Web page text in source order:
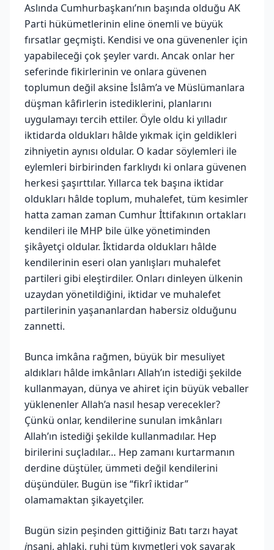
Aslında Cumhurbaşkanı’nın başında olduğu AK
Parti hükümetlerinin eline önemli ve büyük
fırsatlar geçmişti. Kendisi ve ona güvenenler için
yapabileceği çok şeyler vardı. Ancak onlar her
seferinde fikirlerinin ve onlara güvenen
toplumun değil aksine İslâm’a ve Müslümanlara
düşman kâfirlerin istediklerini, planlarını
uygulamayı tercih ettiler. Öyle oldu ki yılladır
iktidarda oldukları hâlde yıkmak için geldikleri
zihniyetin aynısı oldular. O kadar söylemleri ile
eylemleri birbirinden farklıydı ki onlara güvenen
herkesi şaşırttılar. Yıllarca tek başına iktidar
oldukları hâlde toplum, muhalefet, tüm kesimler
hatta zaman zaman Cumhur İttifakının ortakları
kendileri ile MHP bile ülke yönetiminden
şikâyetçi oldular. İktidarda oldukları hâlde
kendilerinin eseri olan yanlışları muhalefet
partileri gibi eleştirdiler. Onları dinleyen ülkenin
uzaydan yönetildiğini, iktidar ve muhalefet
partilerinin yaşananlardan habersiz olduğunu
zannetti.
Bunca imkâna rağmen, büyük bir mesuliyet
aldıkları hâlde imkânları Allah’ın istediği şekilde
kullanmayan, dünya ve ahiret için büyük veballer
yüklenenler Allah’a nasıl hesap verecekler?
Çünkü onlar, kendilerine sunulan imkânları
Allah’ın istediği şekilde kullanmadılar. Hep
birilerini suçladılar… Hep zamanı kurtarmanın
derdine düştüler, ümmeti değil kendilerini
düşündüler. Bugün ise “fikrî iktidar”
olamamaktan şikayetçiler.
Bugün sizin peşinden gittiğiniz Batı tarzı hayat
insani, ahlaki, ruhi tüm kıymetleri yok sayarak